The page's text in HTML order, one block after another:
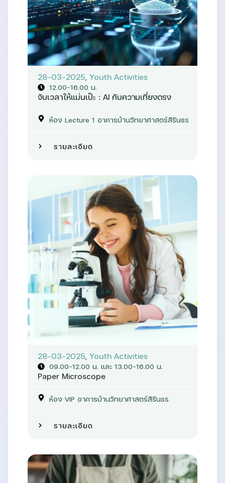
28-03-2025, Youth Activities
12.00–16.00 น.
จับเวลาให้แม่นเป๊ะ : AI กับความเที่ยงตรง
ห้อง Lecture 1 อาคารบ้านวิทยาศาสตร์สิรินธร
รายละเอียด
28-03-2025, Youth Activities
09.00-12.00 น. และ 13.00-16.00 น.
Paper Microscope
ห้อง VIP อาคารบ้านวิทยาศาสตร์สิรินธร
รายละเอียด